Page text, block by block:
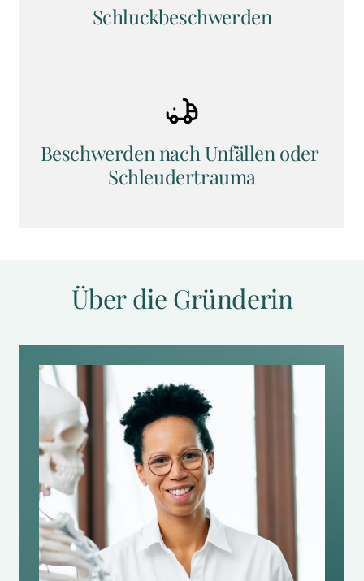
Schluckbeschwerden
Beschwerden nach Unfällen oder
Schleudertrauma
Über die Gründerin